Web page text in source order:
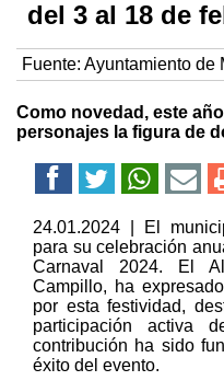
del 3 al 18 de
Fuente: Ayuntamiento de
Como novedad, este
personajes la figura de
24.01.2024 | El
para su celebración
Carnaval 2024. El
Campillo, ha
por esta festividad,
participación activa
contribución ha sido
éxito del evento.